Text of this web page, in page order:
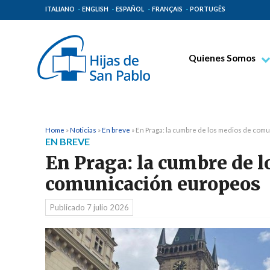
ITALIANO ENGLISH ESPAÑOL FRANÇAIS PORTUGÊS
Quienes Somos
Lugares de Origen
Gobierno General
Home »Noticias »En breve » En Praga: la cumbre de los medios de
EN BREVE
En Praga: la cumbre de
comunicación europeos
Publicado 7 julio 2026